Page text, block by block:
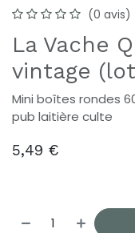
(0 avis)
La Vache
vintage
Mini boîtes rondes
pub laitière culte
5,49 €